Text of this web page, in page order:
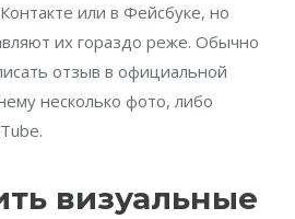
или в Фейсбуке, но
их гораздо реже. Обычно
отзыв в официальной
несколько фото, либо
визуальные